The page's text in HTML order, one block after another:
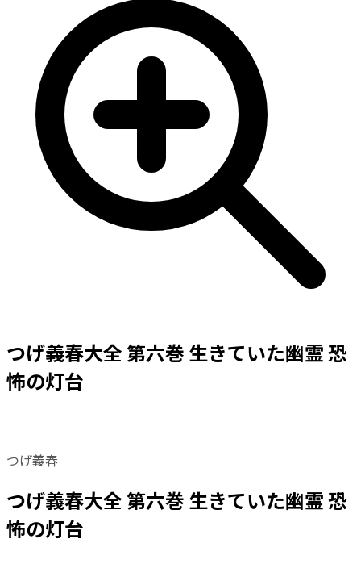
つげ義春大全 第六巻 生きていた幽霊 恐
怖の灯台
つげ義春
つげ義春大全 第六巻 生きていた幽霊 恐
怖の灯台